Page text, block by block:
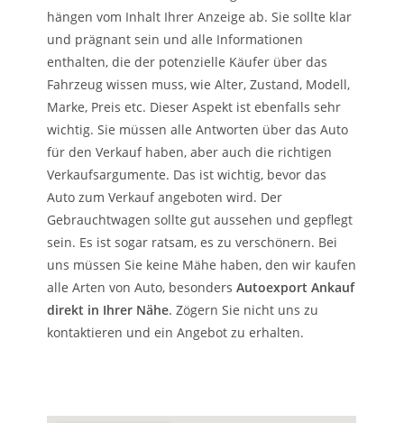
hängen vom Inhalt Ihrer Anzeige ab. Sie sollte klar
und prägnant sein und alle Informationen
enthalten, die der potenzielle Käufer über das
Fahrzeug wissen muss, wie Alter, Zustand, Modell,
Marke, Preis etc. Dieser Aspekt ist ebenfalls sehr
wichtig. Sie müssen alle Antworten über das Auto
für den Verkauf haben, aber auch die richtigen
Verkaufsargumente. Das ist wichtig, bevor das
Auto zum Verkauf angeboten wird. Der
Gebrauchtwagen sollte gut aussehen und gepflegt
sein. Es ist sogar ratsam, es zu verschönern. Bei
uns müssen Sie keine Mähe haben, den wir kaufen
alle Arten von Auto, besondersAutoexport Ankauf
direkt in Ihrer Nähe. Zögern Sie nicht uns zu
kontaktieren und ein Angebot zu erhalten.